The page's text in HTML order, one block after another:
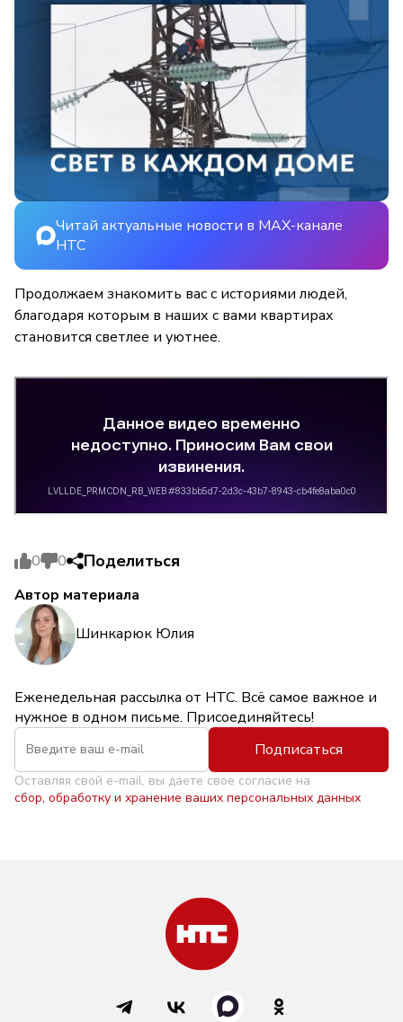
Читай актуальные новости в MAX-канале
НТС
Продолжаем знакомить вас с историями людей,
благодаря которым в наших с вами квартирах
становится светлее и уютнее.
0 0 Поделиться
Автор материала
Шинкарюк Юлия
Еженедельная рассылка от НТС. Всё самое важное и
нужное в одном письме. Присоединяйтесь!
Подписаться
Оставляя свой e-mail, вы даете свое согласие на
сбор, обработку и хранение ваших персональных данных